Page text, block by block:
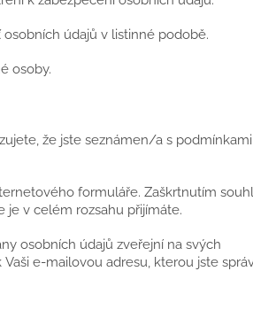
údajů v listinné podobě.
osoby.
že jste seznámen/a s podmínkami
formuláře. Zaškrtnutím
je v celém rozsahu přijímáte.
osobních údajů zveřejní na svých
e-mailovou adresu, kterou jste